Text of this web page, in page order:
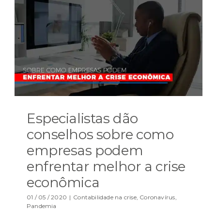
Especialistas dão
conselhos sobre como
empresas podem
enfrentar melhor a crise
econômica
01 / 05 / 2020 | Contabilidade na crise, Coronavírus,
Pandemia